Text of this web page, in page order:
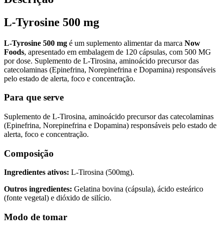
L-Tyrosine 500 mg
L-Tyrosine 500 mg é um suplemento alimentar da marca Now
Foods, apresentado em embalagem de 120 cápsulas, com 500 MG
por dose. Suplemento de L-Tirosina, aminoácido precursor das
catecolaminas (Epinefrina, Norepinefrina e Dopamina) responsáveis
pelo estado de alerta, foco e concentração.
Para que serve
Suplemento de L-Tirosina, aminoácido precursor das catecolaminas
(Epinefrina, Norepinefrina e Dopamina) responsáveis pelo estado de
alerta, foco e concentração.
Composição
Ingredientes ativos: L-Tirosina (500mg).
Outros ingredientes: Gelatina bovina (cápsula), ácido esteárico
(fonte vegetal) e dióxido de silício.
Modo de tomar